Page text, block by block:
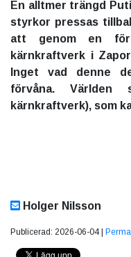
En alltmer trängd
styrkor pressas
att genom en
kärnkraftverk i
Inget vad denne
förvåna.
kärnkraftverk), som
Holger Nilsson
Publicerad: 2026-06-04 |